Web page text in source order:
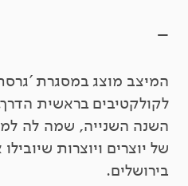
–
המיצב מוצג במסגרת
לקולקטיבים בראשית
השנה השנייה, שמה לה
של יוצרים ויוצרות
בירושלים.